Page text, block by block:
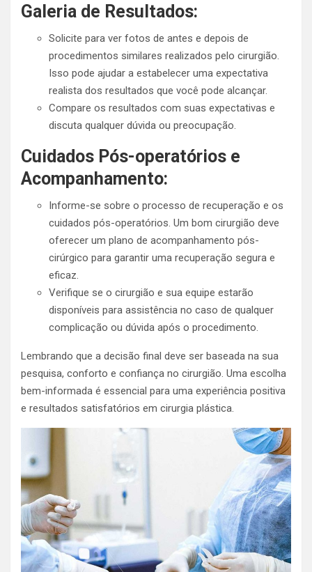
Galeria de Resultados:
Solicite para ver fotos de antes e depois de
procedimentos similares realizados pelo cirurgião.
Isso pode ajudar a estabelecer uma expectativa
realista dos resultados que você pode alcançar.
Compare os resultados com suas expectativas e
discuta qualquer dúvida ou preocupação.
Cuidados Pós-operatórios e
Acompanhamento:
Informe-se sobre o processo de recuperação e os
cuidados pós-operatórios. Um bom cirurgião deve
oferecer um plano de acompanhamento pós-
cirúrgico para garantir uma recuperação segura e
eficaz.
Verifique se o cirurgião e sua equipe estarão
disponíveis para assistência no caso de qualquer
complicação ou dúvida após o procedimento.
Lembrando que a decisão final deve ser baseada na sua
pesquisa, conforto e confiança no cirurgião. Uma escolha
bem-informada é essencial para uma experiência positiva
e resultados satisfatórios em cirurgia plástica.